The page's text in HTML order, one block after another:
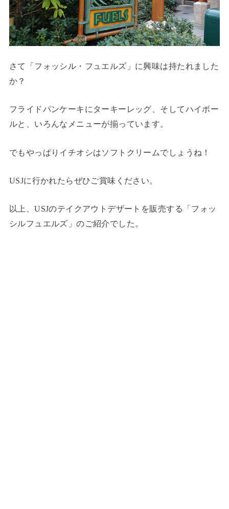
さて「フォッシル・フュエルズ」に興味は持たれました
か？
フライドパンケーキにターキーレッグ、そしてハイボー
ルと、いろんなメニューが揃っています。
でもやっぱりイチオシはソフトクリームでしょうね！
USJに行かれたらぜひご賞味ください。
以上、USJのテイクアウトデザートを販売する「フォッ
シルフュエルズ」のご紹介でした。